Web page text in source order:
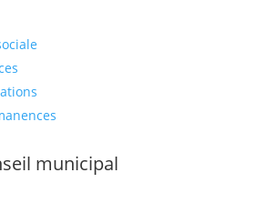
municipal